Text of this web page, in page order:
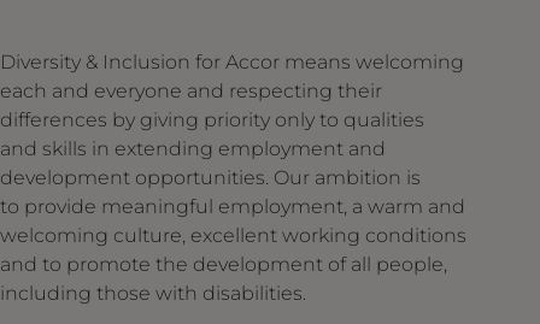
Diversity & Inclusion for Accor means welcoming
each and everyone and respecting their
differences by giving priority only to qualities
and skills in extending employment and
development opportunities. Our ambition is
to provide meaningful employment, a warm and
welcoming culture, excellent working conditions
and to promote the development of all people,
including those with disabilities.